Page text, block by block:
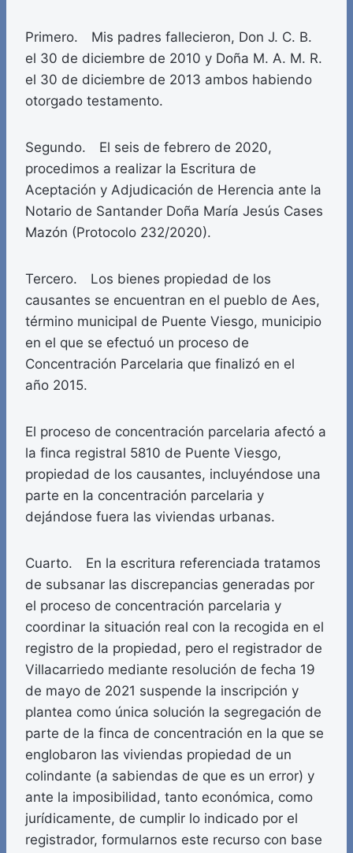
Primero. Mis padres fallecieron, Don J. C. B.
el 30 de diciembre de 2010 y Doña M. A. M. R.
el 30 de diciembre de 2013 ambos habiendo
otorgado testamento.
Segundo. El seis de febrero de 2020,
procedimos a realizar la Escritura de
Aceptación y Adjudicación de Herencia ante la
Notario de Santander Doña María Jesús Cases
Mazón (Protocolo 232/2020).
Tercero. Los bienes propiedad de los
causantes se encuentran en el pueblo de Aes,
término municipal de Puente Viesgo, municipio
en el que se efectuó un proceso de
Concentración Parcelaria que finalizó en el
año 2015.
El proceso de concentración parcelaria afectó a
la finca registral 5810 de Puente Viesgo,
propiedad de los causantes, incluyéndose una
parte en la concentración parcelaria y
dejándose fuera las viviendas urbanas.
Cuarto. En la escritura referenciada tratamos
de subsanar las discrepancias generadas por
el proceso de concentración parcelaria y
coordinar la situación real con la recogida en el
registro de la propiedad, pero el registrador de
Villacarriedo mediante resolución de fecha 19
de mayo de 2021 suspende la inscripción y
plantea como única solución la segregación de
parte de la finca de concentración en la que se
englobaron las viviendas propiedad de un
colindante (a sabiendas de que es un error) y
ante la imposibilidad, tanto económica, como
jurídicamente, de cumplir lo indicado por el
registrador, formularnos este recurso con base